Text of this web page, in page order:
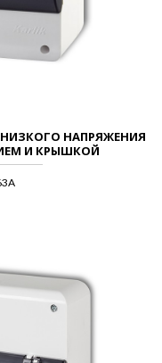
НАПРЯЖЕНИЯ
И КРЫШКОЙ